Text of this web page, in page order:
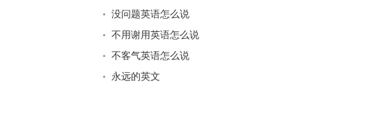
没问题英语怎么说
不用谢用英语怎么说
不客气英语怎么说
永远的英文